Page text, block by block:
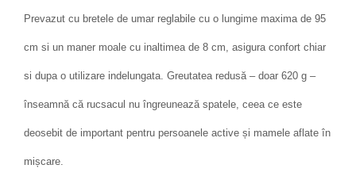
Prevazut cu bretele de umar reglabile cu o lungime maxima de 95
cm si un maner moale cu inaltimea de 8 cm, asigura confort chiar
si dupa o utilizare indelungata. Greutatea redusă – doar 620 g –
înseamnă că rucsacul nu îngreunează spatele, ceea ce este
deosebit de important pentru persoanele active și mamele aflate în
mișcare.